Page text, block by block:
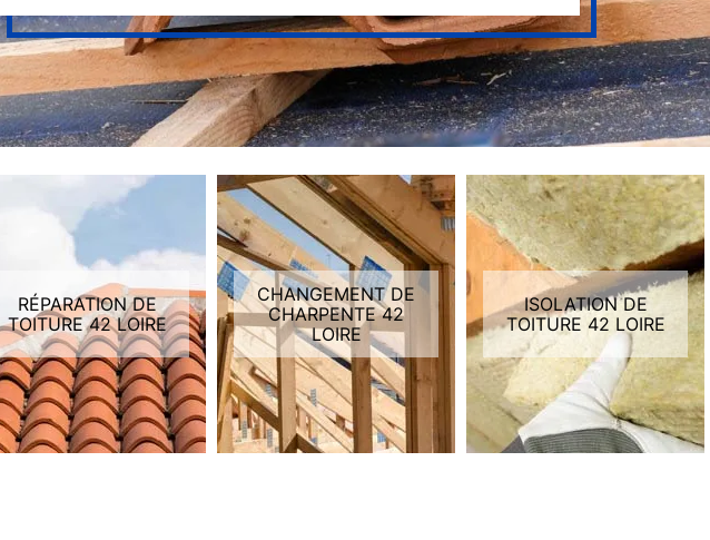
RÉPARATION DE
TOITURE 42 LOIRE
CHANGEMENT DE
CHARPENTE 42
LOIRE
ISOLATION DE
TOITURE 42 LOIRE